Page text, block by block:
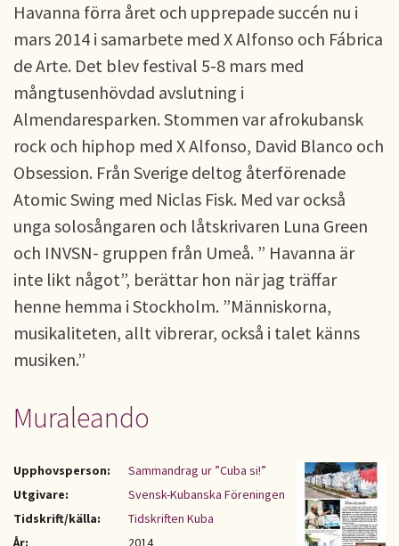
Havanna förra året och upprepade succén nu i
mars 2014 i samarbete med X Alfonso och Fábrica
de Arte. Det blev festival 5-8 mars med
mångtusenhövdad avslutning i
Almendaresparken. Stommen var afrokubansk
rock och hiphop med X Alfonso, David Blanco och
Obsession. Från Sverige deltog återförenade
Atomic Swing med Niclas Fisk. Med var också
unga solosångaren och låtskrivaren Luna Green
och INVSN- gruppen från Umeå. ” Havanna är
inte likt något”, berättar hon när jag träffar
henne hemma i Stockholm. ”Människorna,
musikaliteten, allt vibrerar, också i talet känns
musiken.”
Muraleando
Upphovsperson:
Sammandrag ur ”Cuba si!”
Utgivare:
Svensk-Kubanska Föreningen
Tidskrift/källa:
Tidskriften Kuba
År:
2014